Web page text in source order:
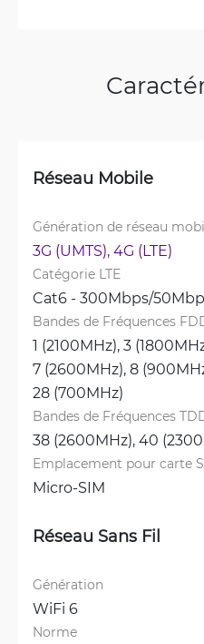
Réseau Mobile
Génération de réseau
3G (UMTS), 4G (LTE)
Catégorie LTE
Cat6 - 300Mbps/
Bandes de Fréquences
1 (2100MHz), 3
7 (2600MHz), 8
28 (700MHz)
Bandes de Fréquences
38 (2600MHz), 40
Emplacement pour carte
Micro-SIM
Réseau Sans Fil
Génération
WiFi 6
Norme